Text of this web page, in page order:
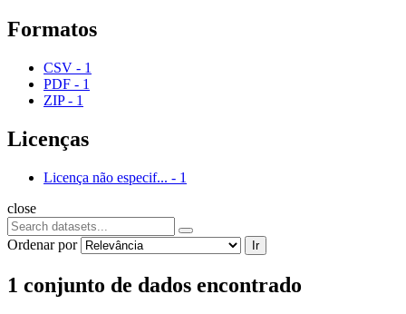
Formatos
CSV - 1
PDF - 1
ZIP - 1
Licenças
Licença não especif... - 1
close
Ordenar por Ir
1 conjunto de dados encontrado